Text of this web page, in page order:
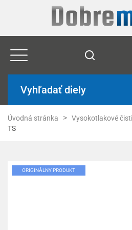
Vyhľadať diely
Úvodná stránka Vysokotlakové
TS
ORIGINÁLNY PRODUKT